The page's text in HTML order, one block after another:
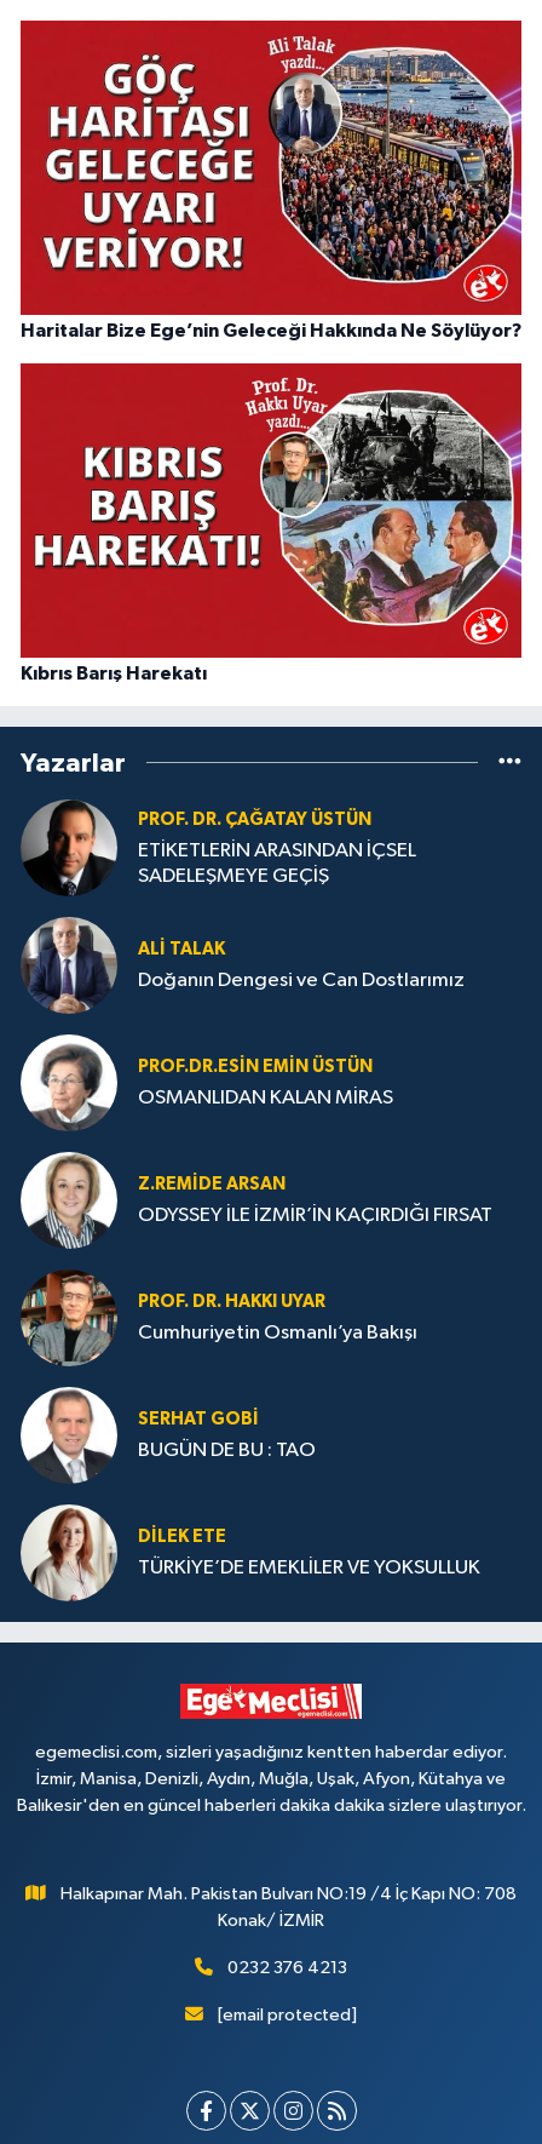
Haritalar Bize Ege’nin Geleceği Hakkında Ne Söylüyor?
Kıbrıs Barış Harekatı
Yazarlar
PROF. DR. ÇAĞATAY ÜSTÜN
ETİKETLERİN ARASINDAN İÇSEL
SADELEŞMEYE GEÇİŞ
ALI TALAK
Doğanın Dengesi ve Can Dostlarımız
PROF.DR.ESIN EMIN ÜSTÜN
OSMANLIDAN KALAN MİRAS
Z.REMIDE ARSAN
ODYSSEY İLE İZMİR’İN KAÇIRDIĞI FIRSAT
PROF. DR. HAKKI UYAR
Cumhuriyetin Osmanlı’ya Bakışı
SERHAT GOBİ
BUGÜN DE BU : TAO
DILEK ETE
TÜRKİYE’DE EMEKLİLER VE YOKSULLUK
egemeclisi.com, sizleri yaşadığınız kentten haberdar ediyor.
İzmir, Manisa, Denizli, Aydın, Muğla, Uşak, Afyon, Kütahya ve
Balıkesir'den en güncel haberleri dakika dakika sizlere ulaştırıyor.
Halkapınar Mah. Pakistan Bulvarı NO:19 /4 İç Kapı NO: 708
Konak/ İZMİR
0232 376 4213
[email protected]